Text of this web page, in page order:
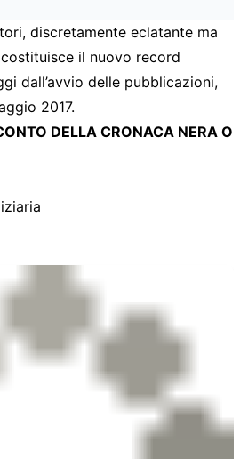
discretamente eclatante ma
il nuovo record
dall’avvio delle pubblicazioni,
2017.
DELLA CRONACA NERA O